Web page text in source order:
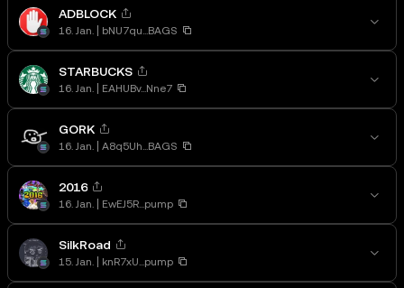
ADBLOCK
16. Jan. bNU7qu...BAGS
STARBUCKS
16. Jan. EAHUBv...Nne7
GORK
16. Jan. A8q5Uh...BAGS
2016
16. Jan. EwEJ5R...pump
SilkRoad
15. Jan. knR7xU...pump